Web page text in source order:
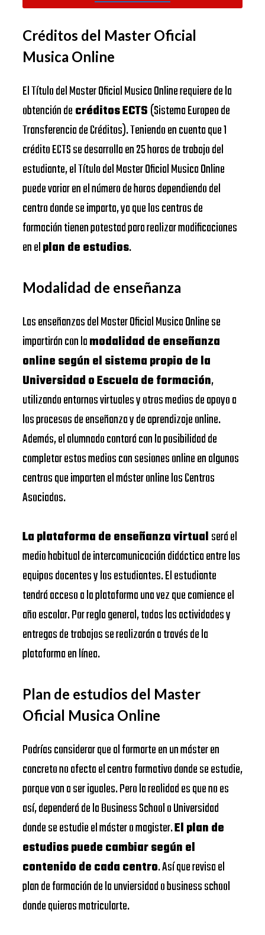
Créditos del Master Oficial
Musica Online
El Título del Master Oficial Musica Online requiere de la
obtención decréditos ECTS(Sistema Europeo de
Transferencia de Créditos). Teniendo en cuenta que 1
crédito ECTS se desarrolla en 25 horas de trabajo del
estudiante, el Título del Master Oficial Musica Online
puede variar en el número de horas dependiendo del
centro donde se imparta, ya que los centros de
formación tienen potestad para realizar modificaciones
en elplan de estudios.
Modalidad de enseñanza
Las enseñanzas del Master Oficial Musica Online se
impartirán con lamodalidad de enseñanza
online según el sistema propio de la
Universidad o Escuela de formación,
utilizando entornos virtuales y otros medios de apoyo a
los procesos de enseñanza y de aprendizaje online.
Además, el alumnado contará con la posibilidad de
completar estos medios con sesiones online en algunos
centros que imparten el máster online los Centros
Asociados.
La plataforma de enseñanza virtualserá el
medio habitual de intercomunicación didáctica entre los
equipos docentes y los estudiantes. El estudiante
tendrá acceso a la plataforma una vez que comience el
año escolar. Por regla general, todas las actividades y
entregas de trabajos se realizarán a través de la
plataforma en línea.
Plan de estudios del Master
Oficial Musica Online
Podrías considerar que al formarte en un máster en
concreto no afecta el centro formativo donde se estudie,
porque van a ser iguales. Pero la realidad es que no es
así, dependerá de la Business School o Universidad
donde se estudie el máster o magister.El plan de
estudios puede cambiar según el
contenido de cada centro. Así que revisa el
plan de formación de la unviersidad o business school
donde quieras matricularte.